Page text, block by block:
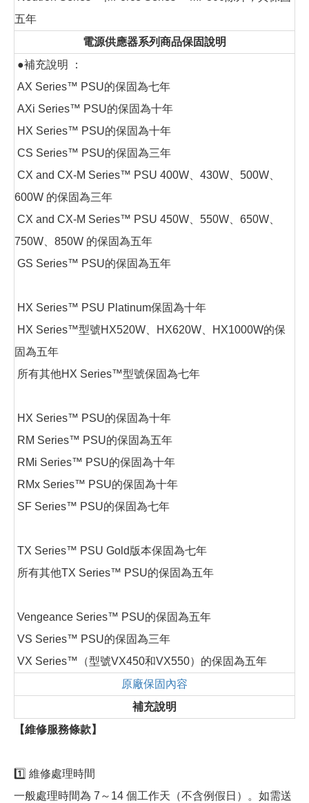
五年
電源供應器系列商品保固說明
●補充說明 ：
AX Series™ PSU的保固為七年
AXi Series™ PSU的保固為十年
HX Series™ PSU的保固為十年
CS Series™ PSU的保固為三年
CX and CX-M Series™ PSU 400W、430W、500W、
600W 的保固為三年
CX and CX-M Series™ PSU 450W、550W、650W、
750W、850W 的保固為五年
GS Series™ PSU的保固為五年
HX Series™ PSU Platinum保固為十年
HX Series™型號HX520W、HX620W、HX1000W的保
固為五年
所有其他HX Series™型號保固為七年
HX Series™ PSU的保固為十年
RM Series™ PSU的保固為五年
RMi Series™ PSU的保固為十年
RMx Series™ PSU的保固為十年
SF Series™ PSU的保固為七年
TX Series™ PSU Gold版本保固為七年
所有其他TX Series™ PSU的保固為五年
Vengeance Series™ PSU的保固為五年
VS Series™ PSU的保固為三年
VX Series™（型號VX450和VX550）的保固為五年
原廠保固內容
補充說明
【維修服務條款】
1️⃣ 維修處理時間
一般處理時間為 7～14 個工作天（不含例假日）。如需送